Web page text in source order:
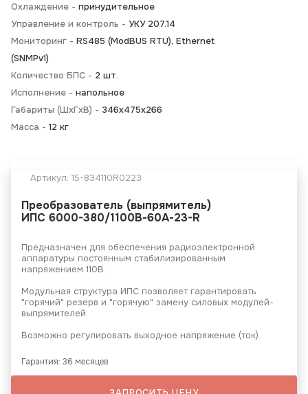
Охлаждение - принудительное
Управление и контроль - УКУ 207.14
Мониторинг - RS485 (ModBUS RTU), Ethernet
(SNMPv1)
Количество БПС - 2 шт.
Исполнение - напольное
Габариты (ШхГхВ) - 346x475x266
Масса - 12 кг
Артикул: 15-834110R0223
Преобразователь (выпрямитель)
ИПС 6000-380/1100В-60А-23-R
Предназначен для обеспечения радиоэлектронной
аппаратуры постоянным стабилизированным
напряжением 110В.
Модульная структура ИПС позволяет гарантировать
"горячий" резерв и "горячую" замену силовых модулей-
выпрямителей.
Возможно регулировать выходное напряжение (ток).
Гарантия: 36 месяцев